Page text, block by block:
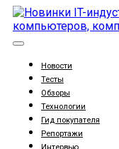
Новости
Тесты
Обзоры
Технологии
Гид покупателя
Репортажи